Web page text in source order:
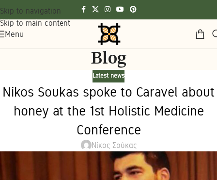
Skip to navigation
Skip to main content
Menu
Blog
Latest news
Nikos Soukas spoke to Caravel about
honey at the 1st Holistic Medicine
Conference
Νίκος Σούκας